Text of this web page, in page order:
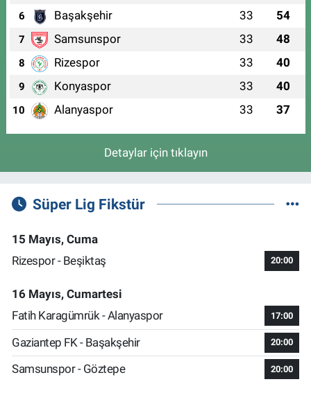
6 Başakşehir 33 54
7 Samsunspor 33 48
8 Rizespor 33 40
9 Konyaspor 33 40
10 Alanyaspor 33 37
Detaylar için tıklayın
Süper Lig Fikstür
15 Mayıs, Cuma
Rizespor - Beşiktaş
20:00
16 Mayıs, Cumartesi
Fatih Karagümrük - Alanyaspor
17:00
Gaziantep FK - Başakşehir 20:00
Samsunspor - Göztepe 20:00